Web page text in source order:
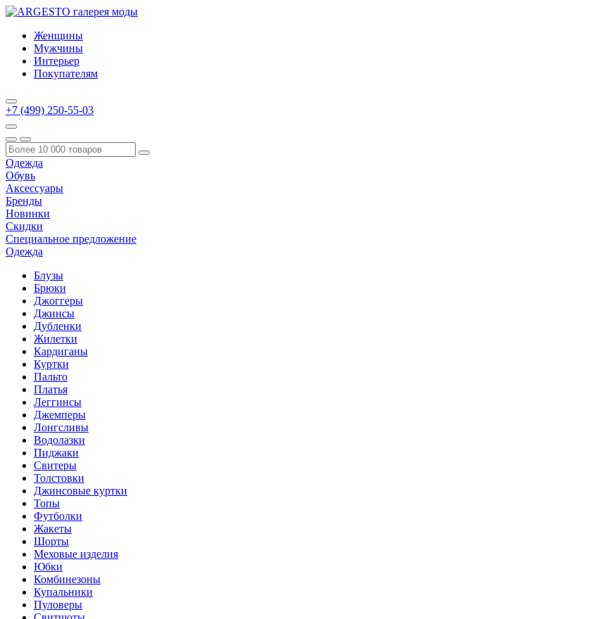
Женщины
Мужчины
Интерьер
Покупателям
+7 (499) 250-55-03
Одежда
Обувь
Аксессуары
Бренды
Новинки
Скидки
Специальное предложение
Одежда
Блузы
Брюки
Джоггеры
Джинсы
Дубленки
Жилетки
Кардиганы
Куртки
Пальто
Платья
Леггинсы
Джемперы
Лонгсливы
Водолазки
Пиджаки
Свитеры
Толстовки
Джинсовые куртки
Топы
Футболки
Жакеты
Шорты
Меховые изделия
Юбки
Комбинезоны
Купальники
Пуловеры